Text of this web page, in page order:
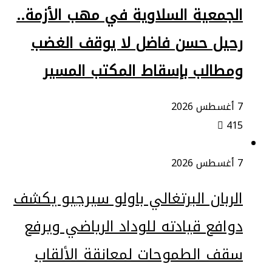
الجمعية السلاوية في مهب الأزمة..
رحيل حسن فاضل لا يوقف الغضب
ومطالب بإسقاط المكتب المسير
7 أغسطس 2026
415
7 أغسطس 2026
الربان البرتغالي باولو سيرجيو يكشف
دوافع قيادته للوداد الرياضي ويرفع
سقف الطموحات لمعانقة الألقاب